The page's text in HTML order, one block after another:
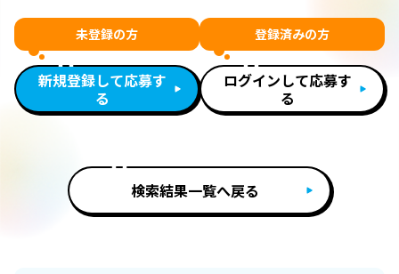
未登録の方
新規登録して応募す
る
登録済みの方
ログインして応募す
る
検索結果一覧へ戻る